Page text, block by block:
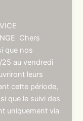
Chers
que nos
au vendredi
leurs
cette période,
que le suivi des
uniquement via